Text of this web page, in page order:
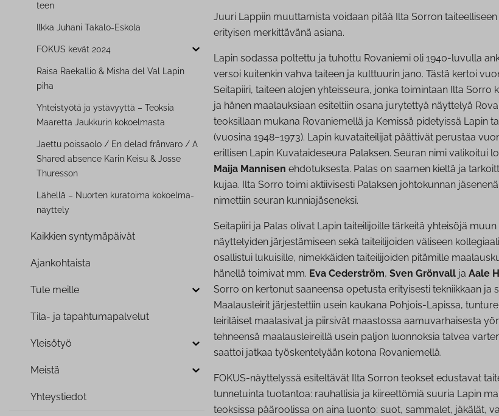
teen
Ilkka Juhani Takalo-Eskola
FOKUS kevät 2024
Raisa Raekallio & Misha del Val Lapin
piha
Yhteistyötä ja ystävyyttä – Teoksia
Maaretta Jaukkurin kokoelmasta
Jaettu poissaolo / En delad frånvaro / A
Shared absence Karin Keisu & Josse
Thuresson
Lähellä – Nuorten kuratoima ko­koel­ma­
näyt­te­ly
Kaikkien syn­ty­mä­päi­vät
Ajan­koh­tais­ta
Tule meille
Tila- ja ta­pah­tu­ma­pal­ve­lut
Yleisötyö
Meistä
Yh­teys­tie­dot
Juuri Lappiin muuttamista voidaan pitää Ilta Sorron
erityisen merkittävänä asiana.
Lapin sodassa poltettu ja tuhottu Rovaniemi oli 1940-luvulla
versoi kuitenkin vahva taiteen ja kulttuurin jano. Tästä kertoi
Seitapiiri, taiteen alojen yhteisseura, jonka toimintaan Ilta Sorro
ja hänen maalauksiaan esiteltiin osana jurytettyä näyttelyä
teoksillaan mukana Rovaniemellä ja Kemissä pidetyissä Lapin
(vuosina 1948–1973). Lapin kuvataiteilijat päättivät perustaa
erillisen Lapin Kuvataideseura Palaksen. Seuran nimi valikoitui
Maija Mannisen ehdotuksesta. Palas on saamen kieltä ja
kujaa. Ilta Sorro toimi aktiivisesti Palaksen johtokunnan
nimettiin seuran kunniajäseneksi.
Seitapiiri ja Palas olivat Lapin taiteilijoille tärkeitä yhteisöjä
näyttelyiden järjestämiseen sekä taiteilijoiden väliseen
osallistui lukuisille, nimekkäiden taiteilijoiden pitämille
hänellä toimivat mm. Eva Cederström, Sven Grönvall ja Aale
Sorro on kertonut saaneensa opetusta erityisesti tekniikkaan ja
Maalausleirit järjestettiin usein kaukana Pohjois-Lapissa,
leiriläiset maalasivat ja piirsivät maastossa aamuvarhaisesta
tehneensä maalausleireillä usein paljon luonnoksia talvea
saattoi jatkaa työskentelyään kotona Rovaniemellä.
FOKUS-näyttelyssä esiteltävät Ilta Sorron teokset edustavat
tunnetuinta tuotantoa: rauhallisia ja kiireettömiä suuria Lapin
teoksissa pääroolissa on aina luonto: suot, sammalet, jäkälät,